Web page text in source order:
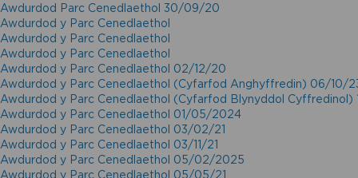
Awdurdod Parc Cenedlaethol 30/09/20
Awdurdod y Parc Cenedlaethol
Awdurdod y Parc Cenedlaethol
Awdurdod y Parc Cenedlaethol
Awdurdod y Parc Cenedlaethol 02/12/20
Awdurdod y Parc Cenedlaethol (Cyfarfod Anghyffredin) 06/10/
Awdurdod y Parc Cenedlaethol (Cyfarfod Blynyddol Cyffredinol)
Awdurdod y Parc Cenedlaethol 01/05/2024
Awdurdod y Parc Cenedlaethol 03/02/21
Awdurdod y Parc Cenedlaethol 03/11/21
Awdurdod y Parc Cenedlaethol 05/02/2025
Awdurdod y Parc Cenedlaethol 05/05/21